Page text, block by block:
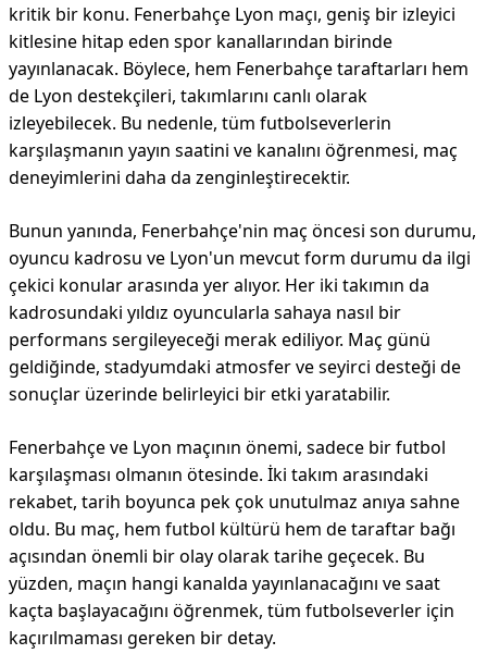
kritik bir konu. Fenerbahçe Lyon maçı, geniş bir izleyici
kitlesine hitap eden spor kanallarından birinde
yayınlanacak. Böylece, hem Fenerbahçe taraftarları hem
de Lyon destekçileri, takımlarını canlı olarak
izleyebilecek. Bu nedenle, tüm futbolseverlerin
karşılaşmanın yayın saatini ve kanalını öğrenmesi, maç
deneyimlerini daha da zenginleştirecektir.
Bunun yanında, Fenerbahçe'nin maç öncesi son durumu,
oyuncu kadrosu ve Lyon'un mevcut form durumu da ilgi
çekici konular arasında yer alıyor. Her iki takımın da
kadrosundaki yıldız oyuncularla sahaya nasıl bir
performans sergileyeceği merak ediliyor. Maç günü
geldiğinde, stadyumdaki atmosfer ve seyirci desteği de
sonuçlar üzerinde belirleyici bir etki yaratabilir.
Fenerbahçe ve Lyon maçının önemi, sadece bir futbol
karşılaşması olmanın ötesinde. İki takım arasındaki
rekabet, tarih boyunca pek çok unutulmaz anıya sahne
oldu. Bu maç, hem futbol kültürü hem de taraftar bağı
açısından önemli bir olay olarak tarihe geçecek. Bu
yüzden, maçın hangi kanalda yayınlanacağını ve saat
kaçta başlayacağını öğrenmek, tüm futbolseverler için
kaçırılmaması gereken bir detay.